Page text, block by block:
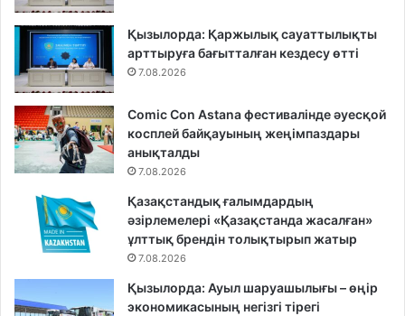
Қызылорда: Қаржылық сауаттылықты
арттыруға бағытталған кездесу өтті
7.08.2026
Comic Con Astana фестивалінде әуесқой
косплей байқауының жеңімпаздары
анықталды
7.08.2026
Қазақстандық ғалымдардың
әзірлемелері «Қазақстанда жасалған»
ұлттық брендін толықтырып жатыр
7.08.2026
Қызылорда: Ауыл шаруашылығы – өңір
экономикасының негізгі тірегі